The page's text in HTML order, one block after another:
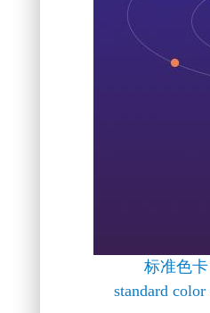
标准色卡
standard color